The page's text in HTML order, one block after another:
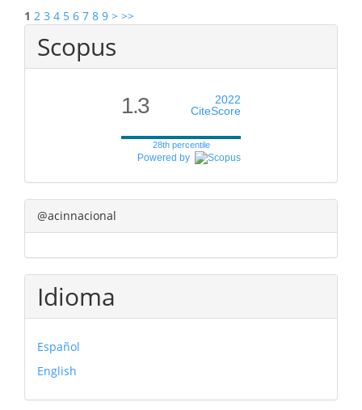
1 2 3 4 5 6 7 8 9 > >>
Scopus
1.3
2022
CiteScore
28th percentile
Powered by
@acinnacional
Idioma
Español
English